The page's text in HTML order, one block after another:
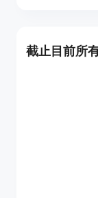
截止目前所